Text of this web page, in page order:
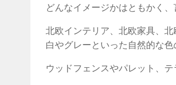
どんなイメージかはともかく
北欧インテリア、北欧家具、
白やグレーといった自然的な
ウッドフェンスやパレット、